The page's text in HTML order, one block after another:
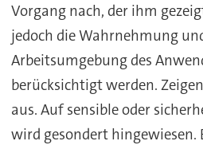
Vorgang nach, der ihm
jedoch die Wahrnehmung
Arbeitsumgebung des
berücksichtigt werden.
aus. Auf sensible oder
wird gesondert